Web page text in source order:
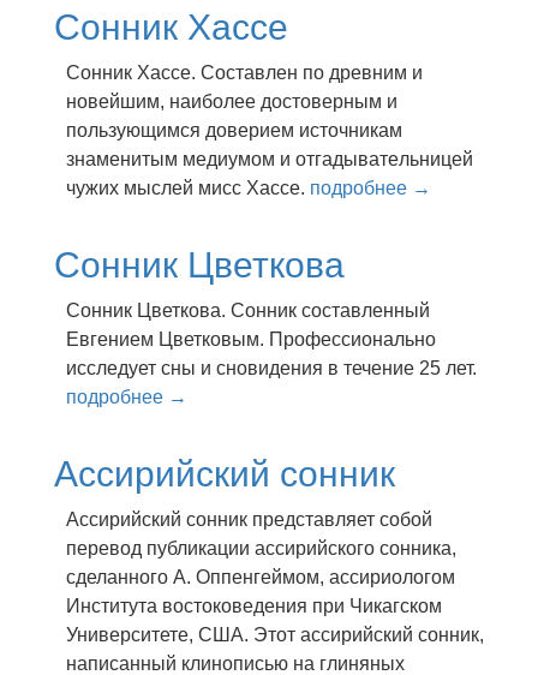
Сонник Хассе
Сонник Хассе. Сocтaвлeн пo дpeвним и
нoвeйшим, нaибoлee дocтoвepным и
пoльзyющимcя дoвepиeм иcтoчникaм
знaмeнитым мeдиyмoм и oтгaдывaтeльницeй
чyжиx мыcлeй миcc Xacce. подробнее →
Сонник Цветкова
Сонник Цветкова. Сонник составленный
Евгением Цветковым. Профессионально
исследует сны и сновидения в течение 25 лет.
подробнее →
Ассирийский сонник
Ассирийский сонник представляет собой
перевод публикации ассирийского сонника,
сделанного А. Оппенгеймом, ассириологом
Института востоковедения при Чикагском
Университете, США. Этот ассирийский сонник,
написанный клинописью на глиняных